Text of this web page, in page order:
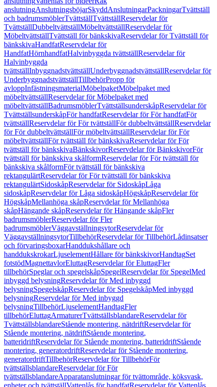
anslutningAnslutningsböjarSkyddAnslutningarPackningarTvättställ
och badrumsmöblerTvättställTvättställReservdelar för
TvättställDubbeltvättställMöbeltvättställReservdelar för
MöbeltvättställTvättställ för bänkskivaReservdelar för Tvättställ för
bänkskivaHandfatReservdelar för
HandfatHörnhandfatHalvinbyggda tvättställReservdelar för
Halvinbyggda
tvättställInbyggnadstvättställUnderbyggnadstvättställReservdelar för
UnderbyggnadstvättställTillbehörPropp för
avloppInfästningsmaterialMöbelpaketMöbelpaket med
möbeltvättställReservdelar för Möbelpaket med
möbeltvättställBadrumsmöblerTvättställsunderskåpReservdelar för
TvättställsunderskåpFör handfatReservdelar för För handfatFör
tvättställReservdelar för För tvättställFör dubbeltvättställReservdelar
för För dubbeltvättställFör möbeltvättställReservdelar för För
möbeltvättställFör tvättställ för bänkskivaReservdelar för För
tvättställ för bänkskivaBänkskivorReservdelar för BänkskivorFör
tvättställ för bänkskiva skålformReservdelar för För tvättställ för
bänkskiva skålformFör tvättställ för bänkskiva
rektangulärtReservdelar för För tvättställ för bänkskiva
rektangulärtSidoskåpReservdelar för SidoskåpLåga
sidoskåpReservdelar för Låga sidoskåpHögskåpReservdelar för
HögskåpMellanhöga skåpReservdelar för Mellanhöga
skåpHängande skåpReservdelar för Hängande skåpFler
badrumsmöblerReservdelar för Fler
badrumsmöblerVäggavställningsytorReservdelar för
VäggavställningsytorTillbehörReservdelar för TillbehörLådinsatser
och förvaringsboxarHanddukshållare och
handdukskrokarLjuselementHållare för bänkskivorHandtagSet
fotstödMagnettavlorEluttagReservdelar för EluttagFler
tillbehörSpeglar och spegelskåpSpegelReservdelar för SpegelMed
inbyggd belysningReservdelar för Med inbyggd
belysningSpegelskåpReservdelar för SpegelskåpMed inbyggd
belysningReservdelar för Med inbyggd
belysningTillbehörLjuselementHandtagFler
tillbehörEluttagArmaturerTvättställsblandareReservdelar för
TvättställsblandareStående montering, nätdriftReservdelar för
Stående montering, nätdriftStående montering,
batteridriftReservdelar för Stående montering, batteridriftStående
montering, generatordriftReservdelar för Stående montering,
generatordriftTillbehörReservdelar för TillbehörFör
tvättställsblandareReservdelar för För
tvättställsblandareApparatanslutningar för tvättområde, köksvask,
enheter och tvättställVattenlås för handfatReservdelar för Vattenlås